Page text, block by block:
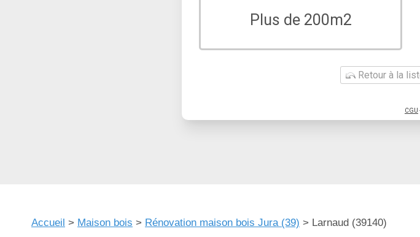
Plus de 200m2
Retour à la
CGU
Accueil > Maison bois > Rénovation maison bois Jura (39) > Larnaud (39140)